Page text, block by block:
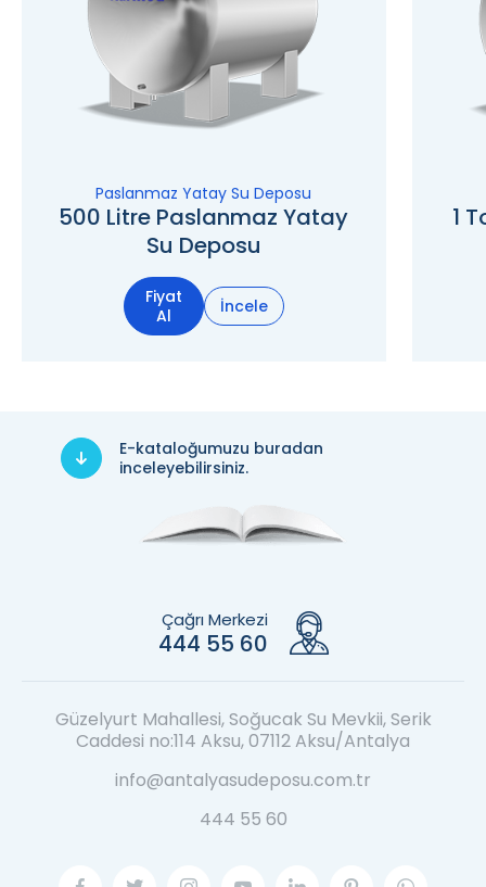
Paslanmaz Yatay Su Deposu
500 Litre Paslanmaz Yatay
Su Deposu
Fiyat
Al
İncele
1
E-kataloğumuzu buradan
inceleyebilirsiniz.
Çağrı Merkezi
444 55 60
Güzelyurt Mahallesi, Soğucak Su Mevkii, Serik
Caddesi no:114 Aksu, 07112 Aksu/Antalya
info@antalyasudeposu.com.tr
444 55 60